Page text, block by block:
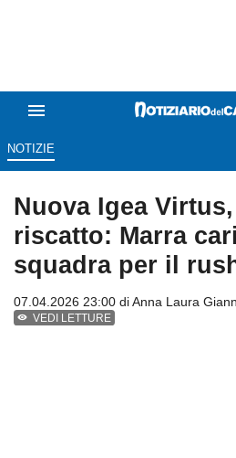
NOTIZIE
Nuova Igea
riscatto: Marra
squadra per il
07.04.2026 23:00 diAnna Laura
VEDI LETTURE